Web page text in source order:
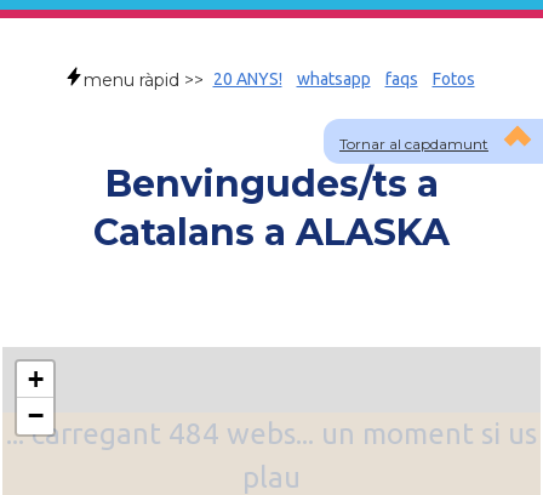
Tornar al capdamunt
menu ràpid >> 20 ANYS! whatsapp faqs Fotos
Benvingudes/ts a
Catalans a ALASKA
... carregant 484 webs... un moment si us
plau
+
−